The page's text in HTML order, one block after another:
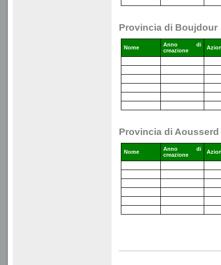
Provincia di Boujdour
Nome
Anno di
creazione
Provincia di Aousserd
Nome
Anno di
creazione